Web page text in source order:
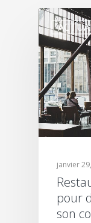
janvier
pour
son